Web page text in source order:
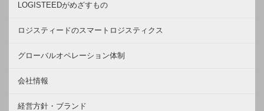
LOGISTEEDがめざすもの
ロジスティードのスマートロジスティクス
グローバルオペレーション体制
会社情報
経営方針・ブランド